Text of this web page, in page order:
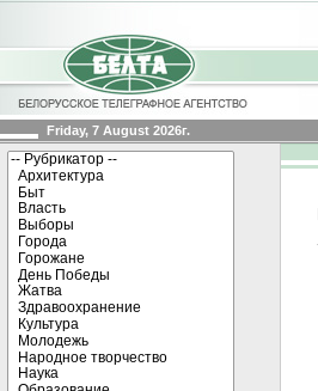
Friday, 7 August 2026г.